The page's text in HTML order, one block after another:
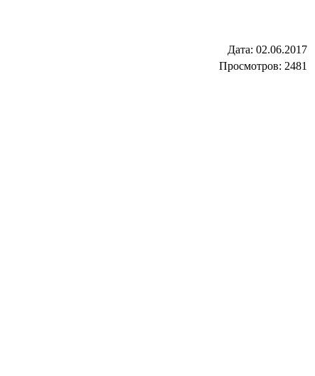
Дата: 02.06.2017
Просмотров: 2481